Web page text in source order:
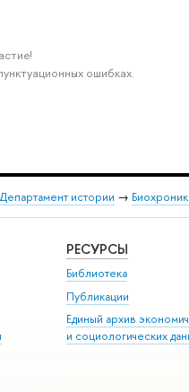
ошибках.
Департамент истории →
РЕСУРСЫ
Библиотека
Публикации
Единый архив
и социологических